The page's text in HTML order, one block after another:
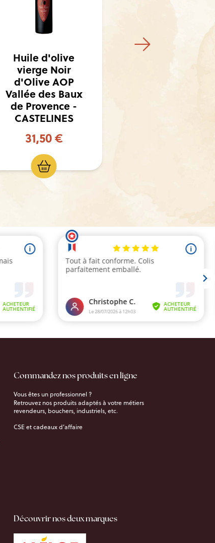
Huile d'olive
Fruité Vert
Classic AOP
Vallée des Baux
de Provence -
CASTELINES
29,90 €
Commandez nos produits en ligne
Vous êtes un professionnel ?
Retrouvez nos produits adaptés à votre métiers
revendeurs, bouchers, industriels, etc.
CSE et cadeaux d’affaire
Découvrir nos deux marques